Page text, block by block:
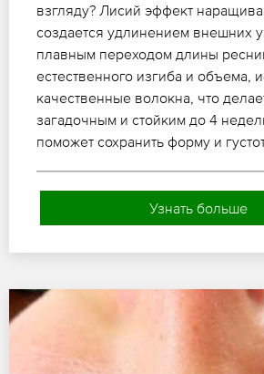
взгляду? Лисий эффект
создается удлинением внешних
плавным переходом длины
естественного изгиба и объема,
качественные волокна, что
загадочным и стойким до 4
поможет сохранить форму и
Узнать больше